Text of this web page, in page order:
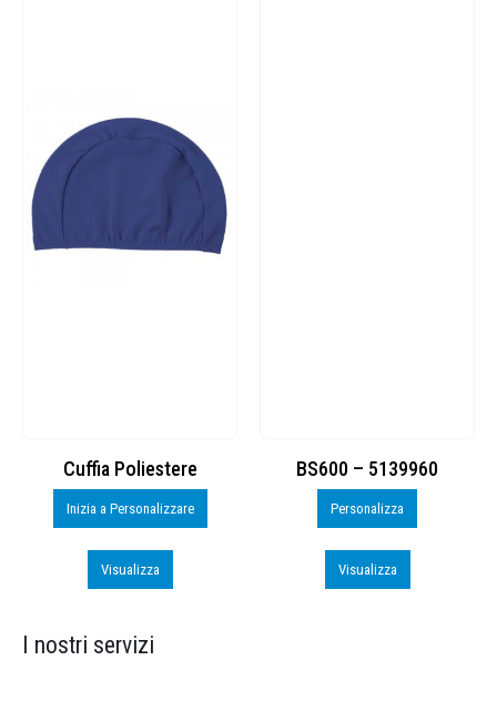
Cuffia Poliestere
Inizia a Personalizzare
Visualizza
BS600 – 5139960
Personalizza
Visualizza
I nostri servizi